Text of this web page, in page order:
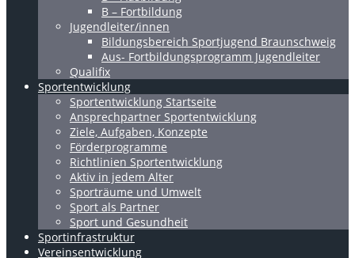
B – Fortbildung
Jugendleiter/innen
Bildungsbereich Sportjugend Braunschweig
Aus- Fortbildungsprogramm Jugendleiter
Qualifix
Sportentwicklung
Sportentwicklung Startseite
Ansprechpartner Sportentwicklung
Ziele, Aufgaben, Konzepte
Förderprogramme
Richtlinien Sportentwicklung
Aktiv in jedem Alter
Sporträume und Umwelt
Sport als Partner
Sport und Gesundheit
Sportinfrastruktur
Vereinsentwicklung